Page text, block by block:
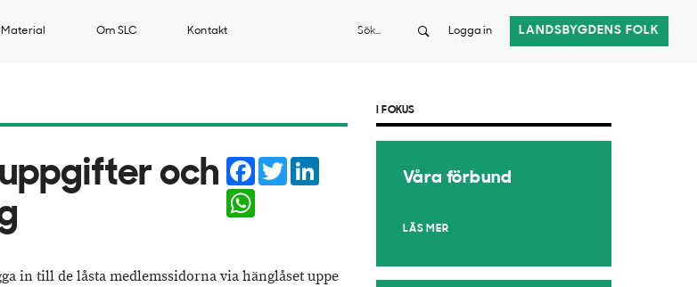
Material Om SLC Kontakt Sök Logga in LANDSBYGDENS FOLK
och
Facebook
Twitter
in till de låsta medlemssidorna via hänglåset uppe
I FOKUS
Våra förbund
LÄS MER